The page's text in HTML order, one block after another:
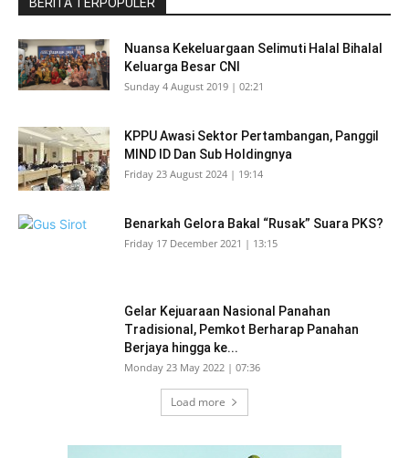
Nuansa Kekeluargaan Selimuti Halal Bihalal
Keluarga Besar CNI
Sunday 4 August 2019 | 02:21
KPPU Awasi Sektor Pertambangan, Panggil
MIND ID Dan Sub Holdingnya
Friday 23 August 2024 | 19:14
Benarkah Gelora Bakal “Rusak” Suara PKS?
Friday 17 December 2021 | 13:15
Gelar Kejuaraan Nasional Panahan
Tradisional, Pemkot Berharap Panahan
Berjaya hingga ke...
Monday 23 May 2022 | 07:36
Load more